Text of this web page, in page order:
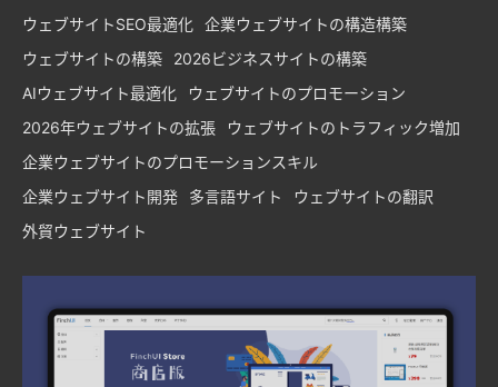
ウェブサイトSEO最適化 企業ウェブサイトの構造構築
ウェブサイトの構築
2026ビジネスサイトの構築
AIウェブサイト最適化
ウェブサイトのプロモーション
2026年ウェブサイトの拡張
ウェブサイトのトラフィック増加
企業ウェブサイトのプロモーションスキル
企業ウェブサイト開発
多言語サイト
ウェブサイトの翻訳
外貿ウェブサイト